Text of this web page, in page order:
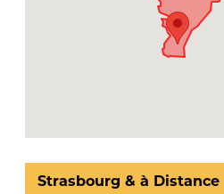
Strasbourg & à Distance